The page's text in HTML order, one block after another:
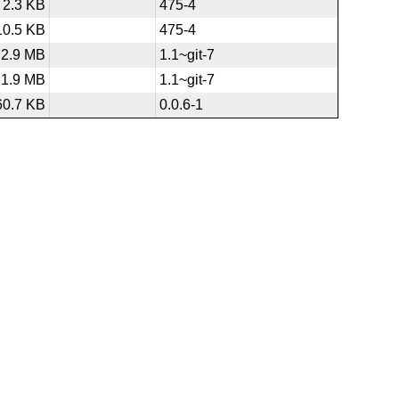
2.3 KB
475-4
KB
475-4
2.9 MB
1.1~git-7
1.9 MB
1.1~git-7
KB
0.0.6-1